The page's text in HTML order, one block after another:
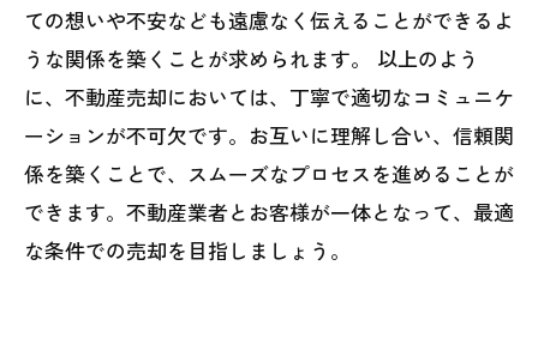
ての想いや不安なども遠慮なく伝えることができるよ
うな関係を築くことが求められます。 以上のよう
に、不動産売却においては、丁寧で適切なコミュニケ
ーションが不可欠です。お互いに理解し合い、信頼関
係を築くことで、スムーズなプロセスを進めることが
できます。不動産業者とお客様が一体となって、最適
な条件での売却を目指しましょう。